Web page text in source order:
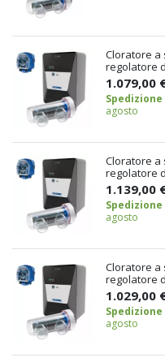
Cloratore a
regolatore
1.079,00
agosto
Cloratore a
regolatore
1.139,00
agosto
Cloratore a
regolatore
1.029,00
agosto